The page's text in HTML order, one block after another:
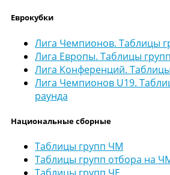
Еврокубки
Лига Чемпионов. Таблицы
Лига Европы. Таблицы
Лига Конференций.
Лига Чемпионов U19.
раунда
Национальные сборные
Таблицы групп ЧМ
Таблицы групп отбора на